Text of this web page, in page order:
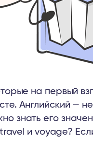
на первый
Английский —
знать его
и voyage?